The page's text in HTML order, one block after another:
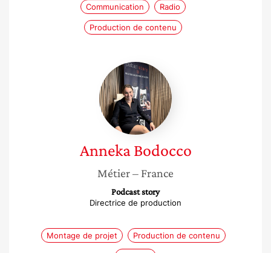
Communication Radio
Production de contenu
Anneka
Bodocco
Anneka Bodocco
Métier– France
Podcast story
Directrice de production
Montage de projet Production de contenu